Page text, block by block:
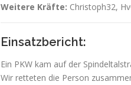
Weitere Kräfte: Christoph32,
Einsatzbericht:
Ein PKW kam auf der
Wir retteten die Person